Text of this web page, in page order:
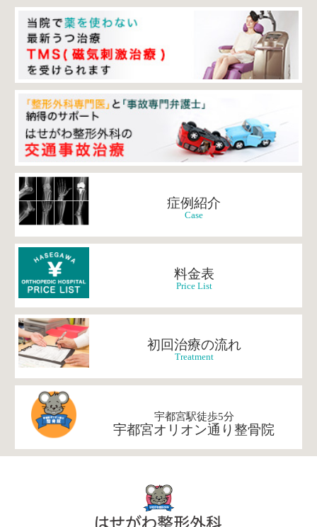
症例紹介
Case
料金表
Price List
初回治療の流れ
Treatment
宇都宮駅徒歩5分
宇都宮オリオン通り整骨院